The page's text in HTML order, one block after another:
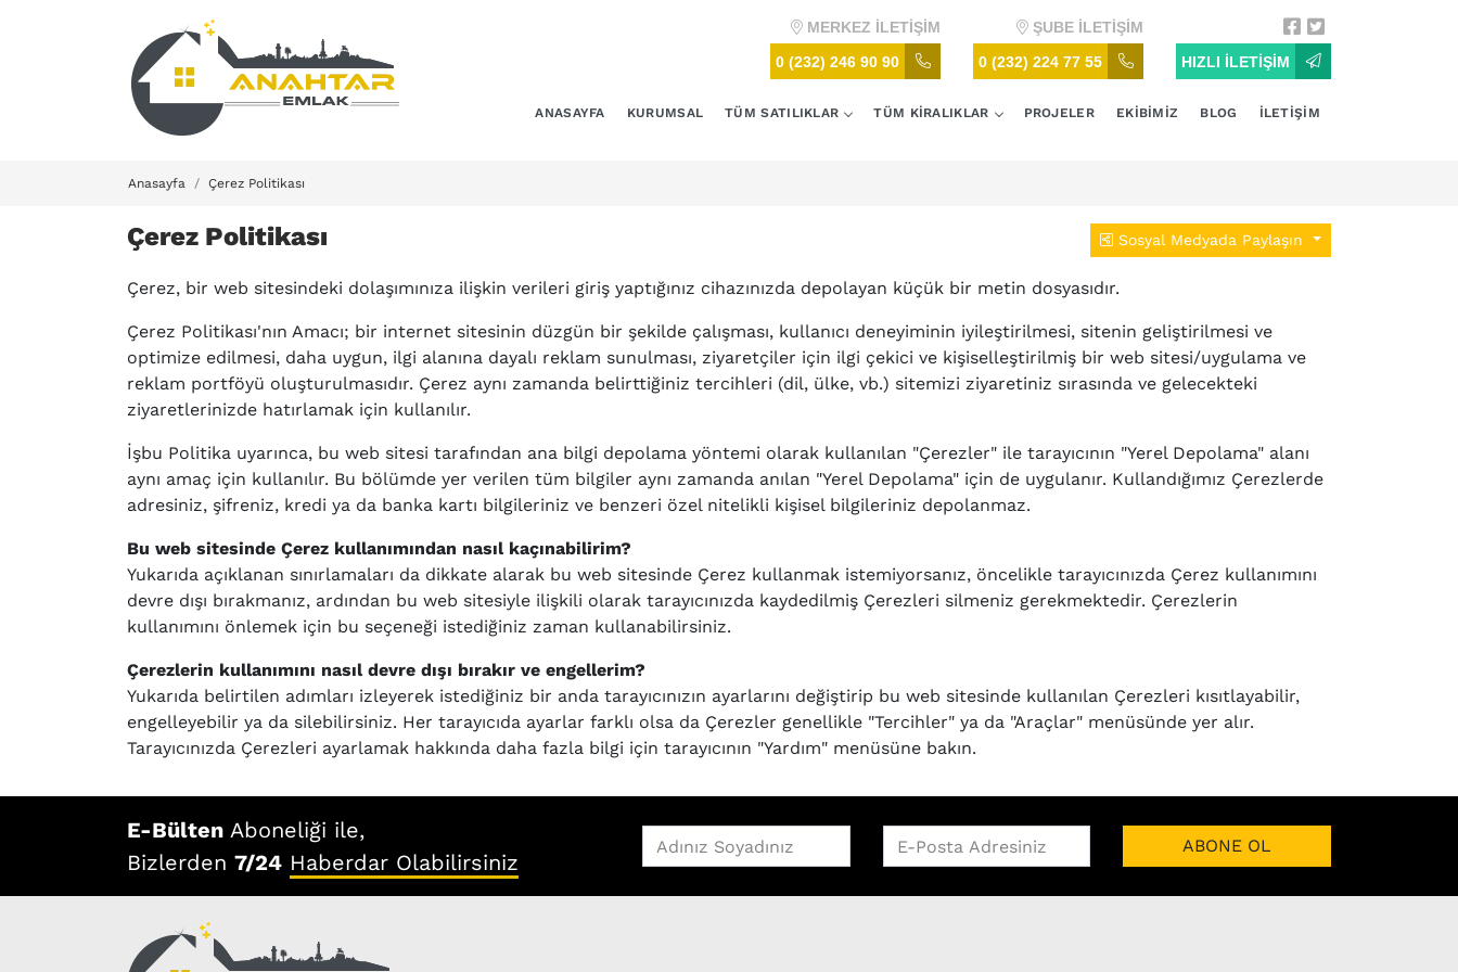
MERKEZ İLETİŞİM
0 (232) 246 90 90
ŞUBE İLETİŞİM
0 (232) 224 77 55
HIZLI İLETİŞİM
ANASAYFA KURUMSAL TÜM SATILIKLAR TÜM KİRALIKLAR PROJELER EKİBİMİZ BLOG İLETİŞİM
Anasayfa Çerez Politikası
Çerez Politikası Sosyal Medyada Paylaşın
Çerez, bir web sitesindeki dolaşımınıza ilişkin verileri giriş yaptığınız cihazınızda depolayan küçük bir metin dosyasıdır.
Çerez Politikası'nın Amacı; bir internet sitesinin düzgün bir şekilde çalışması, kullanıcı deneyiminin iyileştirilmesi, sitenin geliştirilmesi ve
optimize edilmesi, daha uygun, ilgi alanına dayalı reklam sunulması, ziyaretçiler için ilgi çekici ve kişiselleştirilmiş bir web sitesi/uygulama ve
reklam portföyü oluşturulmasıdır. Çerez aynı zamanda belirttiğiniz tercihleri (dil, ülke, vb.) sitemizi ziyaretiniz sırasında ve gelecekteki
ziyaretlerinizde hatırlamak için kullanılır.
İşbu Politika uyarınca, bu web sitesi tarafından ana bilgi depolama yöntemi olarak kullanılan "Çerezler" ile tarayıcının "Yerel Depolama" alanı
aynı amaç için kullanılır. Bu bölümde yer verilen tüm bilgiler aynı zamanda anılan "Yerel Depolama" için de uygulanır. Kullandığımız Çerezlerde
adresiniz, şifreniz, kredi ya da banka kartı bilgileriniz ve benzeri özel nitelikli kişisel bilgileriniz depolanmaz.
Bu web sitesinde Çerez kullanımından nasıl kaçınabilirim?
Yukarıda açıklanan sınırlamaları da dikkate alarak bu web sitesinde Çerez kullanmak istemiyorsanız, öncelikle tarayıcınızda Çerez kullanımını
devre dışı bırakmanız, ardından bu web sitesiyle ilişkili olarak tarayıcınızda kaydedilmiş Çerezleri silmeniz gerekmektedir. Çerezlerin
kullanımını önlemek için bu seçeneği istediğiniz zaman kullanabilirsiniz.
Çerezlerin kullanımını nasıl devre dışı bırakır ve engellerim?
Yukarıda belirtilen adımları izleyerek istediğiniz bir anda tarayıcınızın ayarlarını değiştirip bu web sitesinde kullanılan Çerezleri kısıtlayabilir,
engelleyebilir ya da silebilirsiniz. Her tarayıcıda ayarlar farklı olsa da Çerezler genellikle "Tercihler" ya da "Araçlar" menüsünde yer alır.
Tarayıcınızda Çerezleri ayarlamak hakkında daha fazla bilgi için tarayıcının "Yardım" menüsüne bakın.
E-Bülten Aboneliği ile,
Bizlerden 7/24 Haberdar Olabilirsiniz
ABONE OL